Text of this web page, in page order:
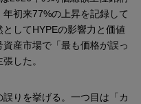
初来77%の上昇を記録して
してHYPEの影響力と価値
産市場で「最も価格が誤っ
した。
りを挙げる。一つ目は「カ